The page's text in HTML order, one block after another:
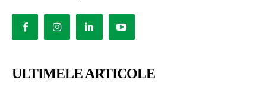
ULTIMELE ARTICOLE